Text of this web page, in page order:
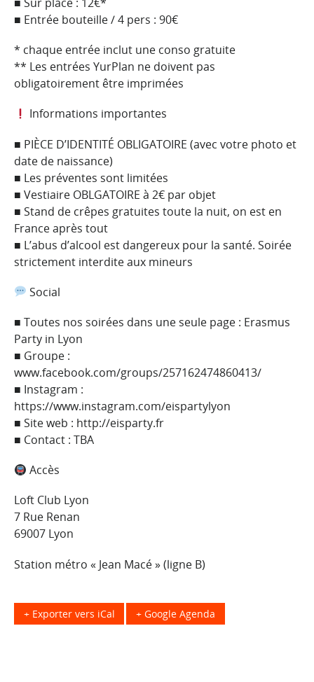
■ Entrée bouteille / 4 pers : 90€
* chaque entrée inclut une conso gratuite
** Les entrées YurPlan ne doivent pas
obligatoirement être imprimées
Informations importantes
■ PIÈCE D’IDENTITÉ OBLIGATOIRE (avec votre photo et
date de naissance)
■ Les préventes sont limitées
■ Vestiaire OBLGATOIRE à 2€ par objet
■ Stand de crêpes gratuites toute la nuit, on est en
France après tout
■ L’abus d’alcool est dangereux pour la santé. Soirée
strictement interdite aux mineurs
Social
■ Toutes nos soirées dans une seule page : Erasmus
Party in Lyon
■ Groupe :
www.facebook.com/groups/257162474860413/
■ Instagram :
https://www.instagram.com/eispartylyon
■ Site web : http://eisparty.fr
■ Contact : TBA
Accès
Loft Club Lyon
7 Rue Renan
69007 Lyon
Station métro « Jean Macé » (ligne B)
+ Google Agenda
+ Exporter vers iCal